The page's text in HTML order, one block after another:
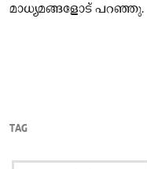
മാധ്യമങ്ങളോട് പറഞ്ഞു.
TAG